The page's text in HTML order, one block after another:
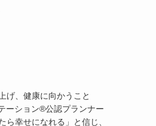
げ、健康に向かうこと
ーション®公認プランナー
ら幸せになれる」と信じ、